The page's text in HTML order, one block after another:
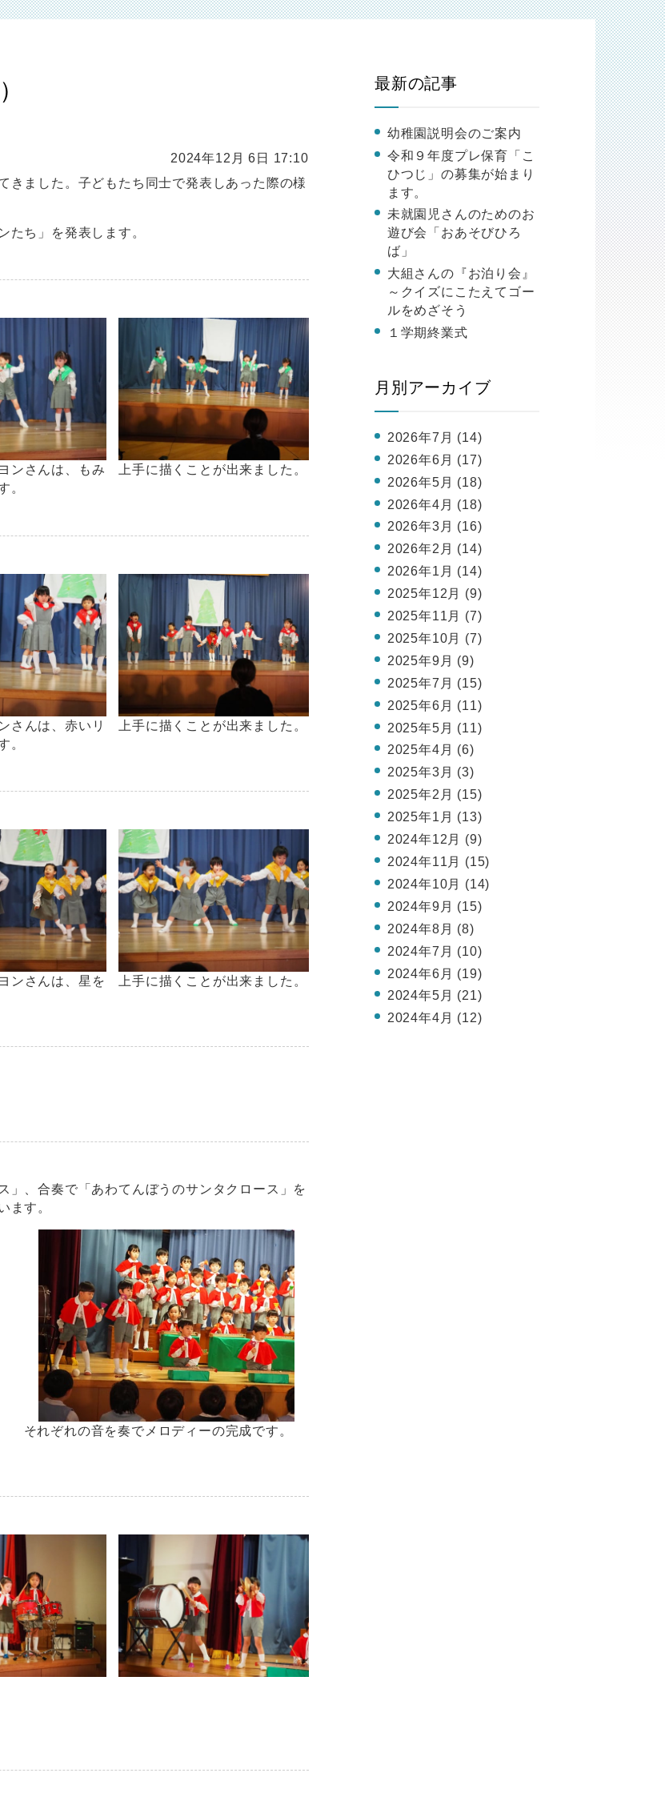
2024年12月 6日 17:10
きました。子どもたち同士で発表しあった際の様
たち」を発表します。
ンさんは、もみ
。
上手に描くことが出来ました。
さんは、赤いリ
。
上手に描くことが出来ました。
ンさんは、星を
上手に描くことが出来ました。
」、合奏で「あわてんぼうのサンタクロース」を
ます。
それぞれの音を奏でメロディーの完成です。
最新の記事
幼稚園説明会のご案内
令和９年度プレ保育「こ
ひつじ」の募集が始まり
ます。
未就園児さんのためのお
遊び会「おあそびひろ
ば」
大組さんの『お泊り会』
～クイズにこたえてゴー
ルをめざそう
１学期終業式
月別アーカイブ
2026年7月 (14)
2026年6月 (17)
2026年5月 (18)
2026年4月 (18)
2026年3月 (16)
2026年2月 (14)
2026年1月 (14)
2025年12月 (9)
2025年11月 (7)
2025年10月 (7)
2025年9月 (9)
2025年7月 (15)
2025年6月 (11)
2025年5月 (11)
2025年4月 (6)
2025年3月 (3)
2025年2月 (15)
2025年1月 (13)
2024年12月 (9)
2024年11月 (15)
2024年10月 (14)
2024年9月 (15)
2024年8月 (8)
2024年7月 (10)
2024年6月 (19)
2024年5月 (21)
2024年4月 (12)